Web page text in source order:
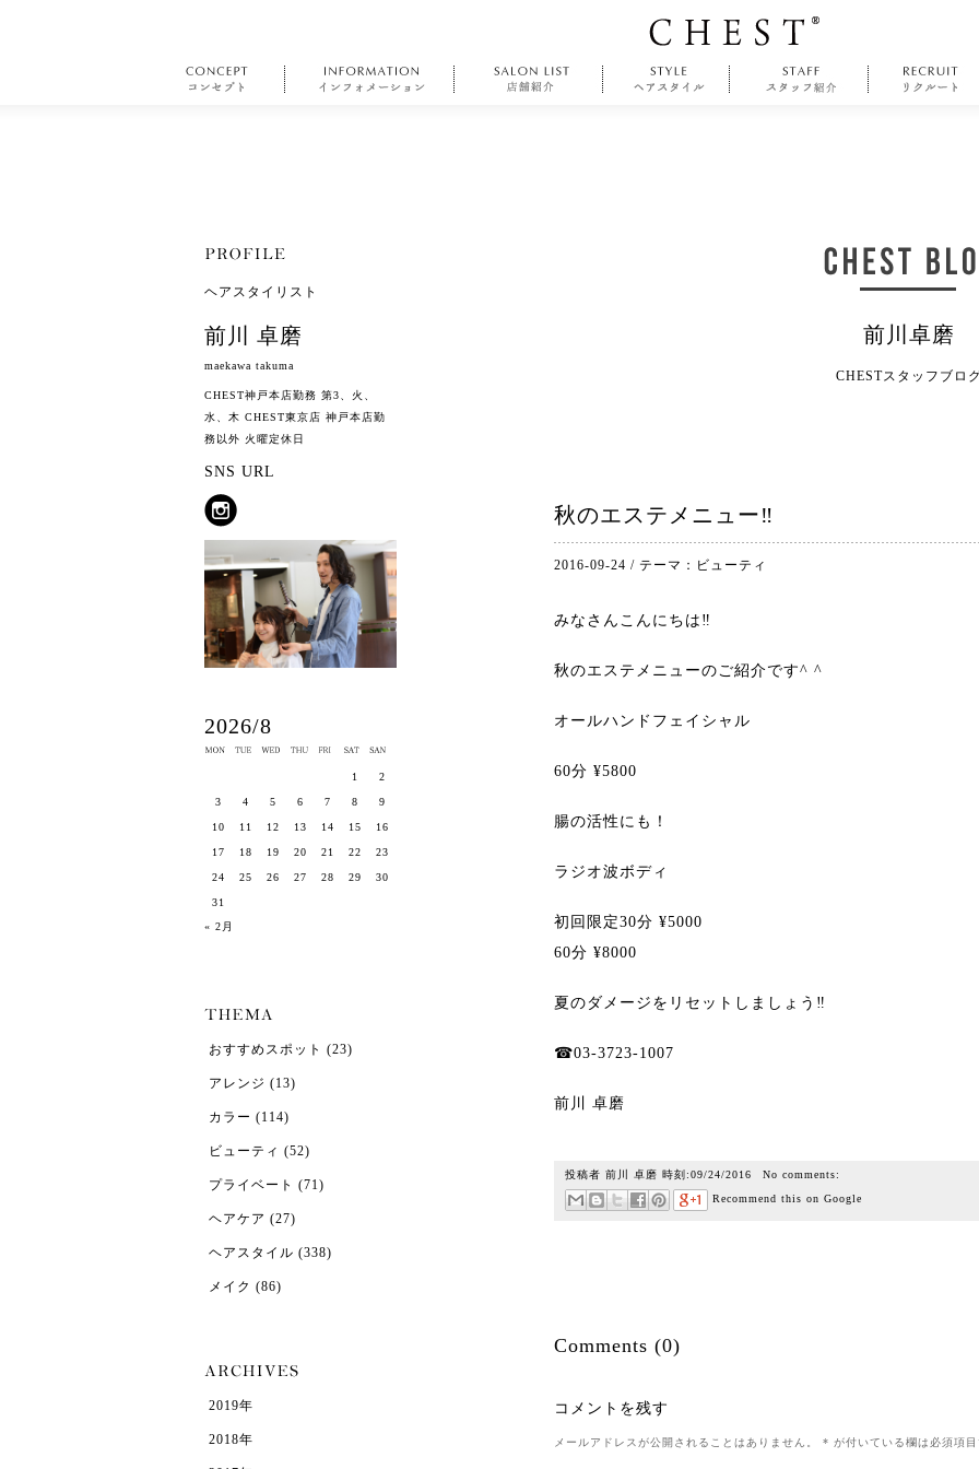
前川卓磨
CHESTスタッフブロ
秋のエステメニュー‼︎
2016-09-24 / テーマ： ビューティ
みなさんこんにちは‼︎
秋のエステメニューのご紹介です^ ^
オールハンドフェイシャル
60分 ¥5800
腸の活性にも！
ラジオ波ボディ
初回限定30分 ¥5000
60分 ¥8000
夏のダメージをリセットしましょう‼︎
☎︎03-3723-1007
前川 卓磨
投稿者 前川 卓磨 時刻:09/24/2016 No comments:
Recommend this on Google
Comments (0)
コメントを残す
メールアドレスが公開されることはありません。 * が付いている欄は必須項
ヘアスタイリスト
前川 卓磨
maekawa takuma
CHEST神戸本店勤務 第3、火、
水、木 CHEST東京店 神戸本店勤
務以外 火曜定休日
SNS URL
2026/8
« 2月
1 2
3 4 5 6 7 8 9
10 11 12 13 14 15 16
17 18 19 20 21 22 23
24 25 26 27 28 29 30
31
おすすめスポット (23)
アレンジ (13)
カラー (114)
ビューティ (52)
プライベート (71)
ヘアケア (27)
ヘアスタイル (338)
メイク (86)
2019年
2018年